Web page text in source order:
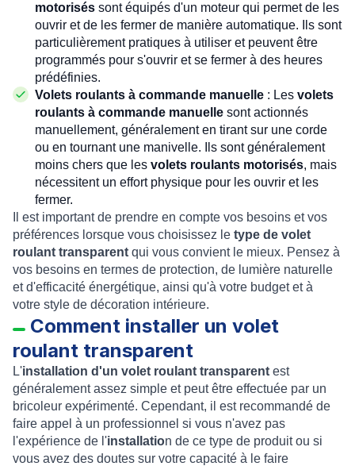
motorisés sont équipés d'un moteur qui permet de les
ouvrir et de les fermer de manière automatique. Ils sont
particulièrement pratiques à utiliser et peuvent être
programmés pour s'ouvrir et se fermer à des heures
prédéfinies.
Volets roulants à commande manuelle : Les volets
roulants à commande manuelle sont actionnés
manuellement, généralement en tirant sur une corde
ou en tournant une manivelle. Ils sont généralement
moins chers que les volets roulants motorisés, mais
nécessitent un effort physique pour les ouvrir et les
fermer.
Il est important de prendre en compte vos besoins et vos
préférences lorsque vous choisissez le type de volet
roulant transparent qui vous convient le mieux. Pensez à
vos besoins en termes de protection, de lumière naturelle
et d'efficacité énergétique, ainsi qu'à votre budget et à
votre style de décoration intérieure.
Comment installer un volet
roulant transparent
L'installation d'un volet roulant transparent est
généralement assez simple et peut être effectuée par un
bricoleur expérimenté. Cependant, il est recommandé de
faire appel à un professionnel si vous n'avez pas
l'expérience de l'installation de ce type de produit ou si
vous avez des doutes sur votre capacité à le faire